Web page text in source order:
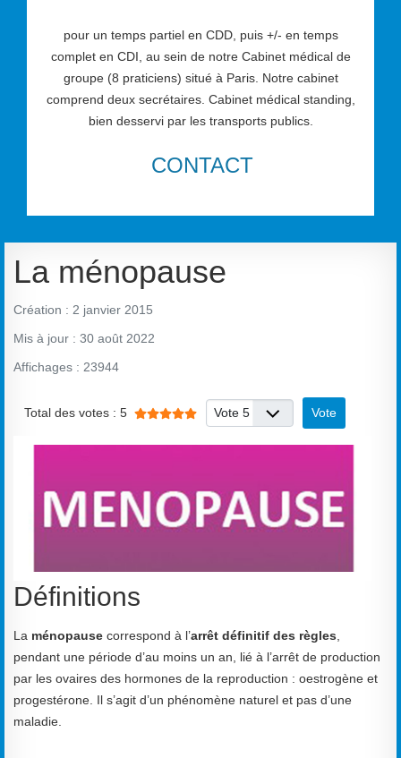
pour un temps partiel en CDD, puis +/- en temps
complet en CDI, au sein de notre Cabinet médical de
groupe (8 praticiens) situé à Paris. Notre cabinet
comprend deux secrétaires. Cabinet médical standing,
bien desservi par les transports publics.
CONTACT
La ménopause
Création : 2 janvier 2015
Mis à jour : 30 août 2022
Affichages : 23944
Total des votes : 5 Veuillez voter
Définitions
La ménopause correspond à l’arrêt définitif des règles
pendant une période d’au moins un an, lié à l’arrêt de production
par les ovaires des hormones de la reproduction : oestrogène et
progestérone. Il s’agit d’un phénomène naturel et pas d’une
maladie.